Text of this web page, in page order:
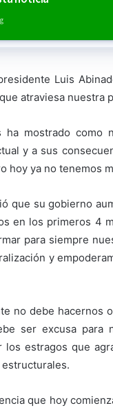
presidente Luis
atraviesa nuestra
ha mostrado
y a sus
hoy ya no tenemos
que su gobierno
en los primeros 4
para siempre
y
no debe hacernos
ser excusa para
los estragos que
que hoy